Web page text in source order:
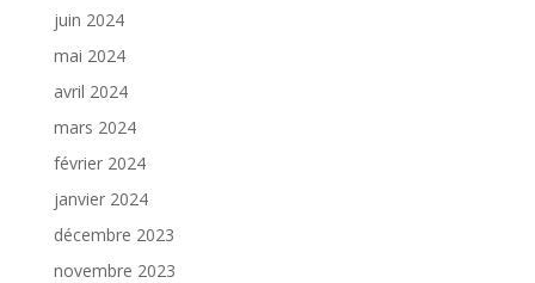
juin 2024
mai 2024
avril 2024
mars 2024
février 2024
janvier 2024
décembre 2023
novembre 2023